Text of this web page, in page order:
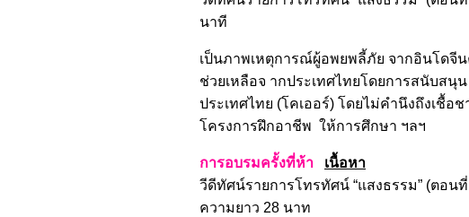
นาที
เป็นภาพเหตุการณ์ผู้อพยพลี้ภัย จากอินโดจีน
ช่วยเหลือจ ากประเทศไทยโดยการสนับส
ประเทศไทย (โคเออร์) โดยไม่คำนึงถึงเชื้
โครงการฝึกอาชีพ ให้การศึกษา ฯลฯ
การอบรมครั้งที่ห้า เนื้อหา
วีดีทัศน์รายการโทรทัศน์ “แสงธรรม” (ตอนที่
ความยาว 28 นาท